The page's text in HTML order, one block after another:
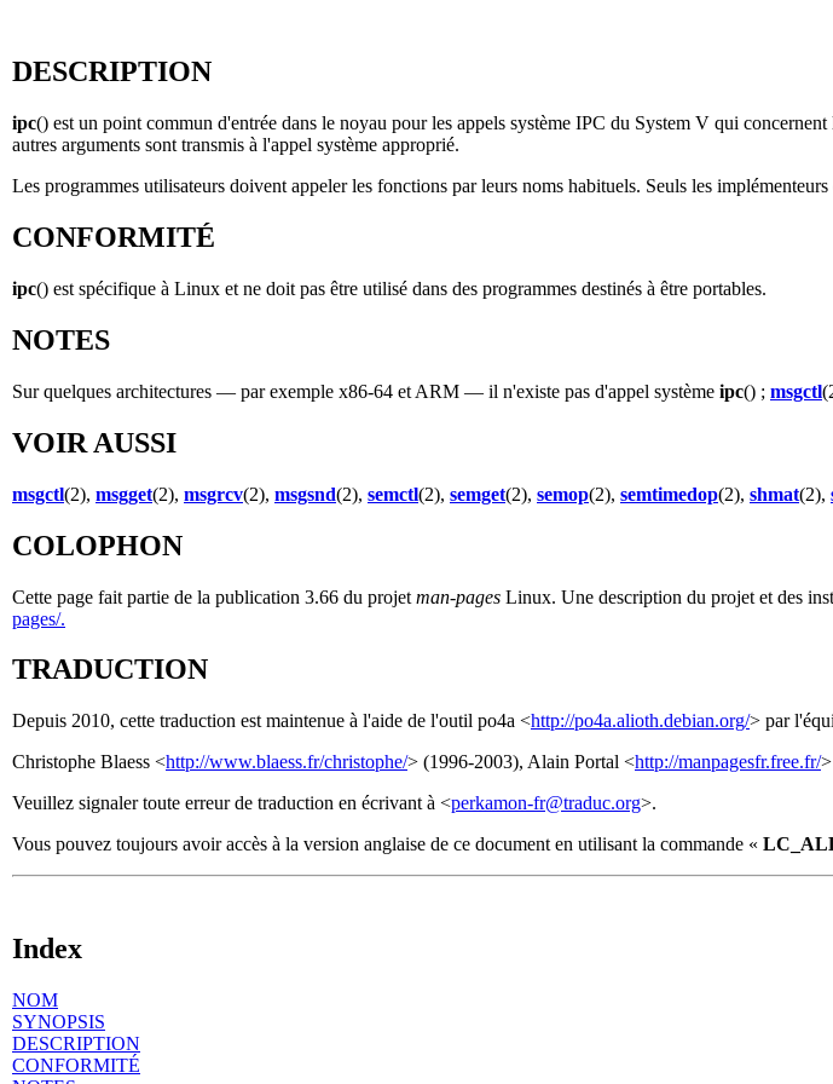
DESCRIPTION
ipc() est un point commun d'entrée dans le noyau pour les appels système IPC du System V qui concernent
autres arguments sont transmis à l'appel système approprié.
Les programmes utilisateurs doivent appeler les fonctions par leurs noms habituels. Seuls les
CONFORMITÉ
ipc() est spécifique à Linux et ne doit pas être utilisé dans des programmes destinés à être portables.
NOTES
Sur quelques architectures — par exemple x86-64 et ARM — il n'existe pas d'appel système ipc() ; msgctl
VOIR AUSSI
msgctl(2), msgget(2), msgrcv(2), msgsnd(2), semctl(2), semget(2), semop(2), semtimedop(2), shmat(2),
COLOPHON
Cette page fait partie de la publication 3.66 du projet man-pages Linux. Une description du projet et des
pages/.
TRADUCTION
Depuis 2010, cette traduction est maintenue à l'aide de l'outil po4a <http://po4a.alioth.debian.org/> par
Christophe Blaess <http://www.blaess.fr/christophe/> (1996-2003), Alain Portal <http://manpagesfr.free.fr/
Veuillez signaler toute erreur de traduction en écrivant à <perkamon-fr@traduc.org>.
Vous pouvez toujours avoir accès à la version anglaise de ce document en utilisant la commande «
Index
NOM
SYNOPSIS
DESCRIPTION
CONFORMITÉ